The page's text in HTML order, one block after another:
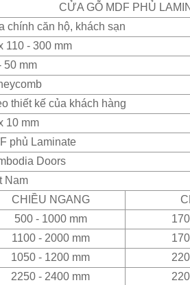
CỬA GỖ MDF PHỦ
chính căn hộ, khách sạn
110 - 300 mm
50 mm
thiết kế của khách hàng
10 mm
phủ Laminate
Doors
Nam
CHIỀU NGANG
500 - 1000 mm
1100 - 2000 mm
1050 - 1200 mm
2250 - 2400 mm